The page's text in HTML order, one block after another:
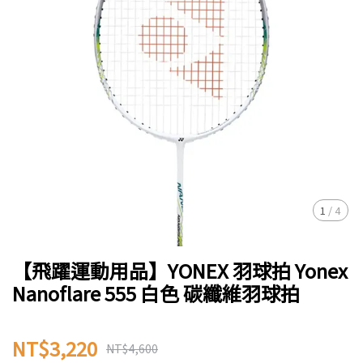
1 / 4
【飛躍運動用品】YONEX 羽球拍 Yonex
Nanoflare 555 白色 碳纖維羽球拍
NT$3,220 NT$4,600